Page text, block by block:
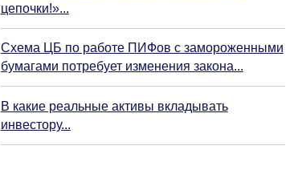
цепочки!»...
Схема ЦБ по работе ПИФов с замороженными
бумагами потребует изменения закона...
В какие реальные активы вкладывать
инвестору...